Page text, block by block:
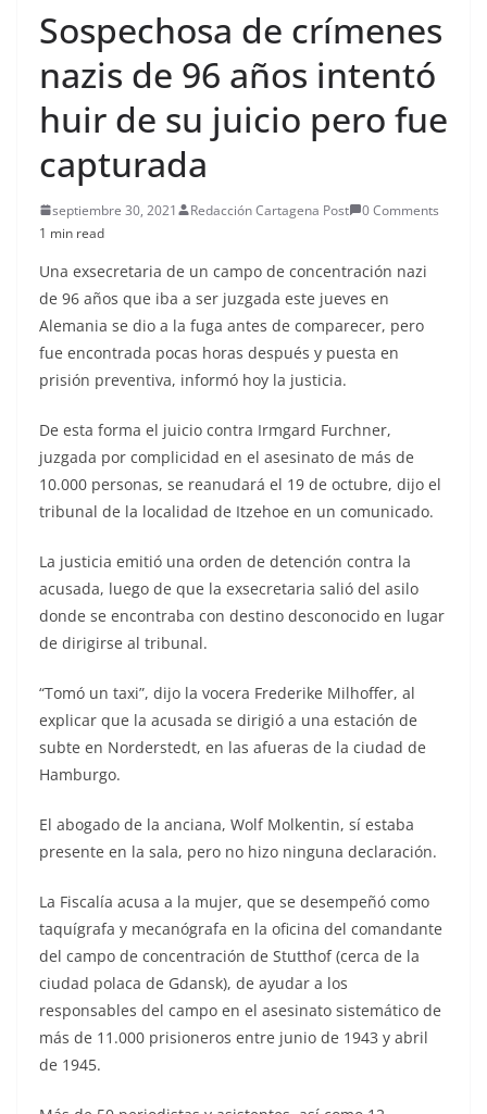
Sospechosa de crímenes
nazis de 96 años intentó
huir de su juicio pero fue
capturada
septiembre 30, 2021 Redacción Cartagena Post
0 Comments
1 min read
Una exsecretaria de un campo de concentración nazi
de 96 años que iba a ser juzgada este jueves en
Alemania se dio a la fuga antes de comparecer, pero
fue encontrada pocas horas después y puesta en
prisión preventiva, informó hoy la justicia.
De esta forma el juicio contra Irmgard Furchner,
juzgada por complicidad en el asesinato de más de
10.000 personas, se reanudará el 19 de octubre, dijo el
tribunal de la localidad de Itzehoe en un comunicado.
La justicia emitió una orden de detención contra la
acusada, luego de que la exsecretaria salió del asilo
donde se encontraba con destino desconocido en lugar
de dirigirse al tribunal.
“Tomó un taxi”, dijo la vocera Frederike Milhoffer, al
explicar que la acusada se dirigió a una estación de
subte en Norderstedt, en las afueras de la ciudad de
Hamburgo.
El abogado de la anciana, Wolf Molkentin, sí estaba
presente en la sala, pero no hizo ninguna declaración.
La Fiscalía acusa a la mujer, que se desempeñó como
taquígrafa y mecanógrafa en la oficina del comandante
del campo de concentración de Stutthof (cerca de la
ciudad polaca de Gdansk), de ayudar a los
responsables del campo en el asesinato sistemático de
más de 11.000 prisioneros entre junio de 1943 y abril
de 1945.